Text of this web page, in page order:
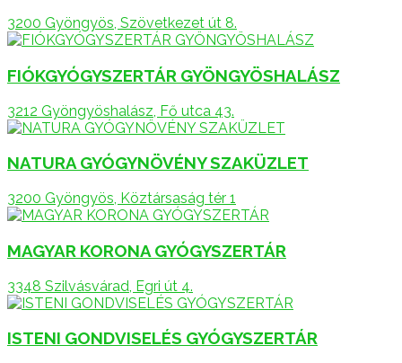
3200 Gyöngyös, Szövetkezet út 8.
FIÓKGYÓGYSZERTÁR GYÖNGYÖSHALÁSZ
3212 Gyöngyöshalász, Fő utca 43.
NATURA GYÓGYNÖVÉNY SZAKÜZLET
3200 Gyöngyös, Köztársaság tér 1
MAGYAR KORONA GYÓGYSZERTÁR
3348 Szilvásvárad, Egri út 4.
ISTENI GONDVISELÉS GYÓGYSZERTÁR